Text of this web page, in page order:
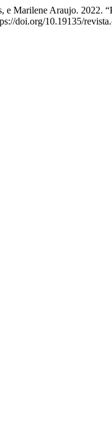
e Marilene Araujo. 2022.
doi.org/10.19135/